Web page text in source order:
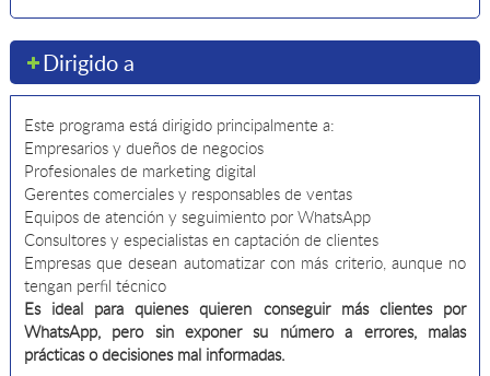
Dirigido a
Este programa está dirigido principalmente a:
Empresarios y dueños de negocios
Profesionales de marketing digital
Gerentes comerciales y responsables de ventas
Equipos de atención y seguimiento por WhatsApp
Consultores y especialistas en captación de clientes
Empresas que desean automatizar con más criterio, aunque no
tengan perfil técnico
Es ideal para quienes quieren conseguir más clientes por
WhatsApp, pero sin exponer su número a errores, malas
prácticas o decisiones mal informadas.